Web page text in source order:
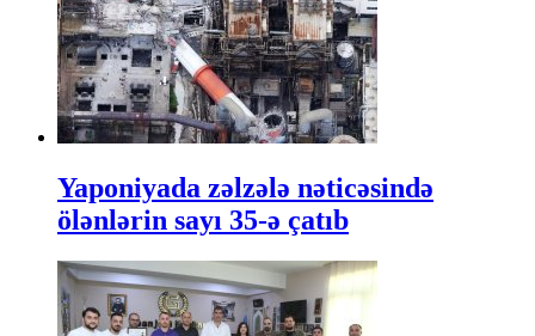
Yaponiyada zəlzələ nəticəsində
ölənlərin sayı 35-ə çatıb